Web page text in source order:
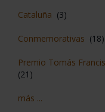
Cataluña (3)
Conmemorativas (18)
Premio Tomás
(21)
más ...